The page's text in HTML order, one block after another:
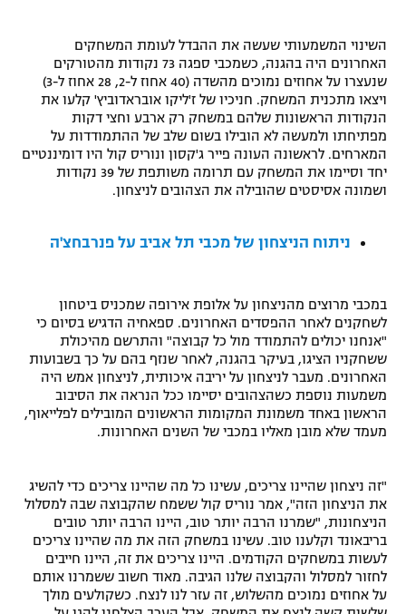
תנאי שימוש
מדיניות פרטיות
תקנון פעילות ספורט 1
לוח דרושים – ג'ובנט
תגיות
המגזין
ספורט אתגרי ואקסטרים
אומנויות לחימה
גיימינג E-Sports
השינוי המשמעותי שעשה את ההבדל לעומת המשחקים
האחרונים היה בהגנה, כשמכבי ספגה 73 נקודות מהטורקים
שנעצרו על אחוזים נמוכים מהשדה (40 אחוז ל-2, 28 אחוז ל-3)
ויצאו מתכנית המשחק. חניכיו של ז'ליקו אובראדוביץ' קלעו את
הנקודות הראשונות שלהם במשחק רק ארבע וחצי דקות
מפתיחתו ולמעשה לא הובילו בשום שלב של ההתמודדות על
המארחים. לראשונה העונה פייר ג'קסון ונוריס קול היו דומיננטיים
יחד וסיימו את המשחק עם תרומה משותפת של 39 נקודות
ושמונה אסיסטים שהובילה את הצהובים לניצחון.
ניתוח הניצחון של מכבי תל אביב על פנרבחצ'ה
במכבי מרוצים מהניצחון על אלופת אירופה שמכניס ביטחון
לשחקנים לאחר ההפסדים האחרונים. ספאחיה הדגיש בסיום כי
"אנחנו יכולים להתמודד מול כל קבוצה" והתרשם מהיכולת
ששחקניו הציגו, בעיקר בהגנה, לאחר שנזף בהם על כך בשבועות
האחרונים. מעבר לניצחון על יריבה איכותית, לניצחון אמש היה
משמעות נוספת כשהצהובים יסיימו ככל הנראה את הסיבוב
הראשון באחד משמונת המקומות הראשונים המובילים לפלייאוף,
מעמד שלא מובן מאליו במכבי של השנים האחרונות.
"זה ניצחון שהיינו צריכים, עשינו כל מה שהיינו צריכים כדי להשיג
את הניצחון הזה", אמר נוריס קול ששמח שהקבוצה שבה למסלול
הניצחונות, "שמרנו הרבה יותר טוב, היינו הרבה יותר טובים
בריבאונד וקלענו טוב. עשינו במשחק הזה את מה שהיינו צריכים
לעשות במשחקים הקודמים. היינו צריכים את זה, היינו חייבים
לחזור למסלול והקבוצה שלנו הגיבה. מאוד חשוב ששמרנו אותם
על אחוזים נמוכים מהשלוש, זה עזר לנו לנצח. כשקולעים מולך